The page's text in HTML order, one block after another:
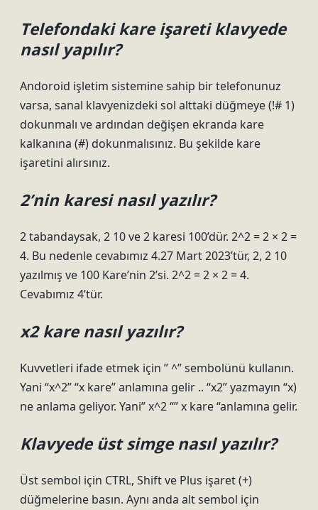
Telefondaki kare işareti klavyede
nasıl yapılır?
Andoroid işletim sistemine sahip bir telefonunuz
varsa, sanal klavyenizdeki sol alttaki düğmeye (!# 1)
dokunmalı ve ardından değişen ekranda kare
kalkanına (#) dokunmalısınız. Bu şekilde kare
işaretini alırsınız.
2’nin karesi nasıl yazılır?
2 tabandaysak, 2 10 ve 2 karesi 100’dür. 2^2 = 2 × 2 =
4. Bu nedenle cevabımız 4.27 Mart 2023’tür, 2, 2 10
yazılmış ve 100 Kare’nin 2’si. 2^2 = 2 × 2 = 4.
Cevabımız 4’tür.
x2 kare nasıl yazılır?
Kuvvetleri ifade etmek için ” ^” sembolünü kullanın.
Yani “x^2” “x kare” anlamına gelir .. “x2” yazmayın “x)
ne anlama geliyor. Yani” x^2 “” x kare “anlamına gelir.
Klavyede üst simge nasıl yazılır?
Üst sembol için CTRL, Shift ve Plus işaret (+)
düğmelerine basın. Aynı anda alt sembol için